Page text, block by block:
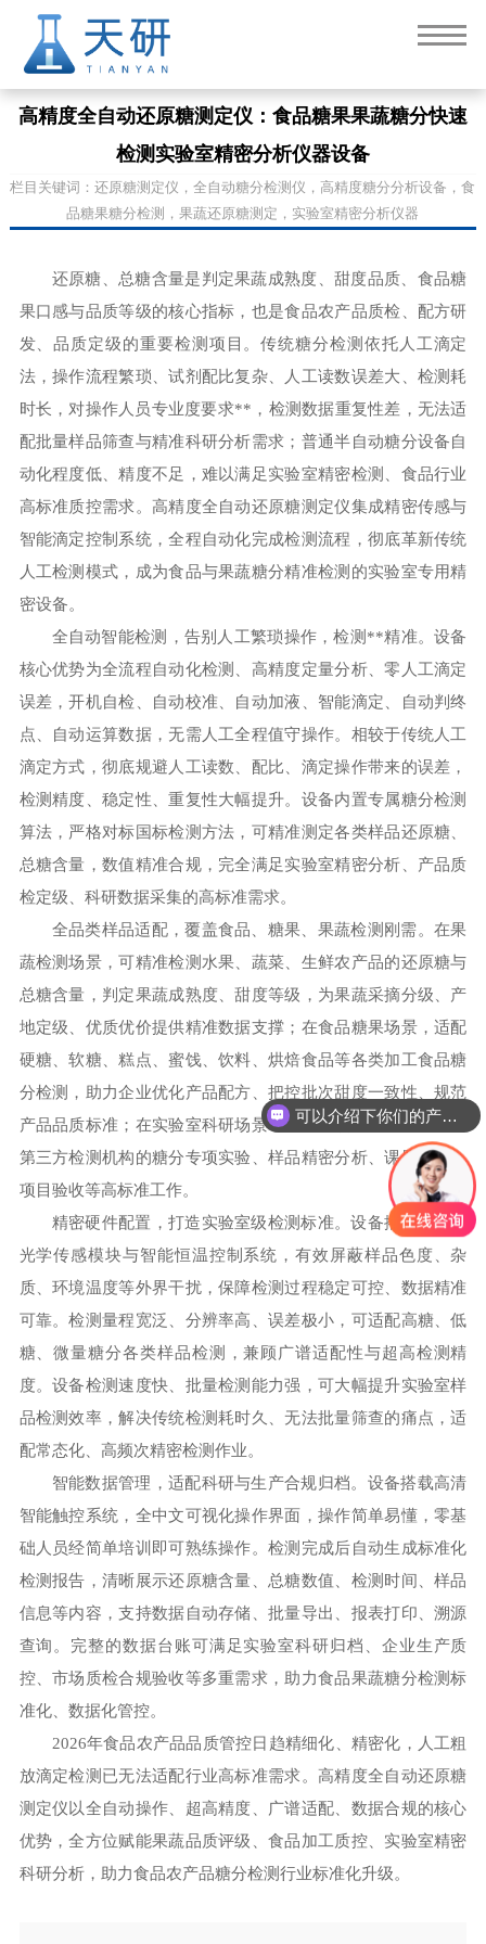
高精度全自动还原糖测定仪：食品糖果果蔬糖分快速
检测实验室精密分析仪器设备
栏目关键词：还原糖测定仪，全自动糖分检测仪，高精度糖分分析设备，食
品糖果糖分检测，果蔬还原糖测定，实验室精密分析仪器
还原糖、总糖含量是判定果蔬成熟度、甜度品质、食品糖
果口感与品质等级的核心指标，也是食品农产品质检、配方研
发、品质定级的重要检测项目。传统糖分检测依托人工滴定
法，操作流程繁琐、试剂配比复杂、人工读数误差大、检测耗
时长，对操作人员专业度要求**，检测数据重复性差，无法适
配批量样品筛查与精准科研分析需求；普通半自动糖分设备自
动化程度低、精度不足，难以满足实验室精密检测、食品行业
高标准质控需求。高精度全自动还原糖测定仪集成精密传感与
智能滴定控制系统，全程自动化完成检测流程，彻底革新传统
人工检测模式，成为食品与果蔬糖分精准检测的实验室专用精
密设备。
全自动智能检测，告别人工繁琐操作，检测**精准。设备
核心优势为全流程自动化检测、高精度定量分析、零人工滴定
误差，开机自检、自动校准、自动加液、智能滴定、自动判终
点、自动运算数据，无需人工全程值守操作。相较于传统人工
滴定方式，彻底规避人工读数、配比、滴定操作带来的误差，
检测精度、稳定性、重复性大幅提升。设备内置专属糖分检测
算法，严格对标国标检测方法，可精准测定各类样品还原糖、
总糖含量，数值精准合规，完全满足实验室精密分析、产品质
检定级、科研数据采集的高标准需求。
全品类样品适配，覆盖食品、糖果、果蔬检测刚需。在果
蔬检测场景，可精准检测水果、蔬菜、生鲜农产品的还原糖与
总糖含量，判定果蔬成熟度、甜度等级，为果蔬采摘分级、产
地定级、优质优价提供精准数据支撑；在食品糖果场景，适配
硬糖、软糖、糕点、蜜饯、饮料、烘焙食品等各类加工食品糖
分检测，助力企业优化产品配方、把控批次甜度一致性、规范
产品品质标准；在实验室科研场景，适配高校、食品研究所、
第三方检测机构的糖分专项实验、样品精密分析、课题研究、
项目验收等高标准工作。
精密硬件配置，打造实验室级检测标准。设备搭载高精密
光学传感模块与智能恒温控制系统，有效屏蔽样品色度、杂
质、环境温度等外界干扰，保障检测过程稳定可控、数据精准
可靠。检测量程宽泛、分辨率高、误差极小，可适配高糖、低
糖、微量糖分各类样品检测，兼顾广谱适配性与超高检测精
度。设备检测速度快、批量检测能力强，可大幅提升实验室样
品检测效率，解决传统检测耗时久、无法批量筛查的痛点，适
配常态化、高频次精密检测作业。
智能数据管理，适配科研与生产合规归档。设备搭载高清
智能触控系统，全中文可视化操作界面，操作简单易懂，零基
础人员经简单培训即可熟练操作。检测完成后自动生成标准化
检测报告，清晰展示还原糖含量、总糖数值、检测时间、样品
信息等内容，支持数据自动存储、批量导出、报表打印、溯源
查询。完整的数据台账可满足实验室科研归档、企业生产质
控、市场质检合规验收等多重需求，助力食品果蔬糖分检测标
准化、数据化管控。
2026年食品农产品品质管控日趋精细化、精密化，人工粗
放滴定检测已无法适配行业高标准需求。高精度全自动还原糖
测定仪以全自动操作、超高精度、广谱适配、数据合规的核心
优势，全方位赋能果蔬品质评级、食品加工质控、实验室精密
科研分析，助力食品农产品糖分检测行业标准化升级。
可以介绍下你们的产品么